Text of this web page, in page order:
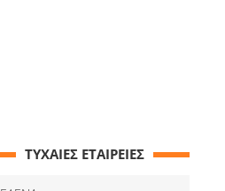
ΤΥΧΑΙΕΣ ΕΤΑΙΡΕΙΕΣ